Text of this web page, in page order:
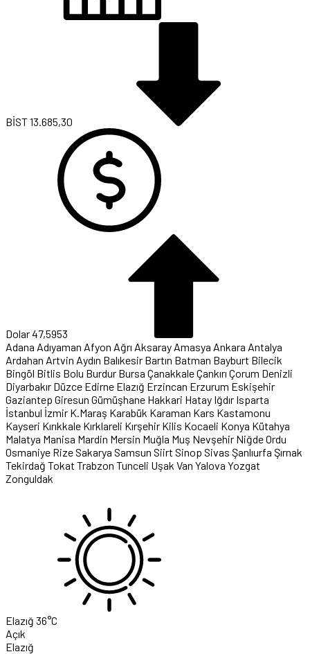
BİST13.685,30
Dolar47,5953
Adana Adıyaman Afyon Ağrı Aksaray Amasya Ankara Antalya
Ardahan Artvin Aydın Balıkesir Bartın Batman Bayburt Bilecik
Bingöl Bitlis Bolu Burdur Bursa ÇanakkaleÇankırı Çorum Denizli
Diyarbakır Düzce Edirne Elazığ Erzincan Erzurum Eskişehir
Gaziantep Giresun Gümüşhane Hakkari Hatay Iğdır Isparta
İstanbul İzmir K.Maraş Karabük Karaman Kars Kastamonu
Kayseri Kırıkkale Kırklareli Kırşehir Kilis Kocaeli Konya Kütahya
Malatya Manisa Mardin Mersin Muğla Muş Nevşehir NiğdeOrdu
Osmaniye RizeSakarya Samsun Siirt Sinop Sivas Şanlıurfa Şırnak
Tekirdağ Tokat Trabzon Tunceli Uşak Van Yalova Yozgat
Zonguldak
Elazığ 36°C
Açık
Elazığ